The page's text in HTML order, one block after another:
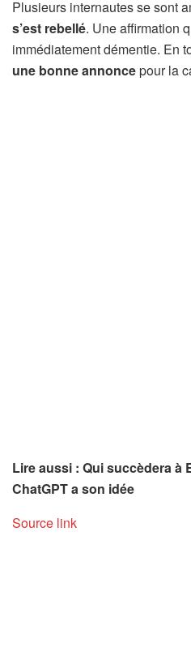
Plusieurs internautes se sont
s’est rebellé. Une affirmation
immédiatement démentie. En
une bonne annoncepour la
Lire aussi : Qui succèdera à
ChatGPT a son idée
Source link